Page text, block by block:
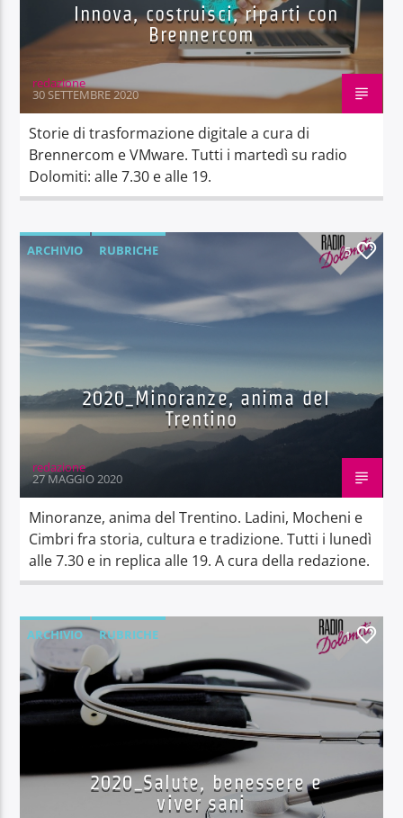
Innova, costruisci, riparti con
Brennercom
redazione
30 SETTEMBRE 2020
Storie di trasformazione digitale a cura di
Brennercom e VMware. Tutti i martedì su radio
Dolomiti: alle 7.30 e alle 19.
ARCHIVIO RUBRICHE 5
2020_Minoranze, anima del
Trentino
redazione
27 MAGGIO 2020
Minoranze, anima del Trentino. Ladini, Mocheni e
Cimbri fra storia, cultura e tradizione. Tutti i lunedì
alle 7.30 e in replica alle 19. A cura della redazione.
ARCHIVIO RUBRICHE 1
2020_Salute, benessere e
viver sani